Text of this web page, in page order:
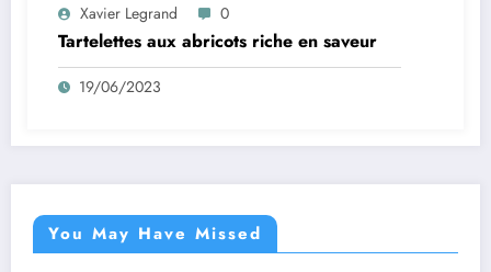
Xavier Legrand 0
Tartelettes aux abricots riche en saveur
19/06/2023
You May Have Missed